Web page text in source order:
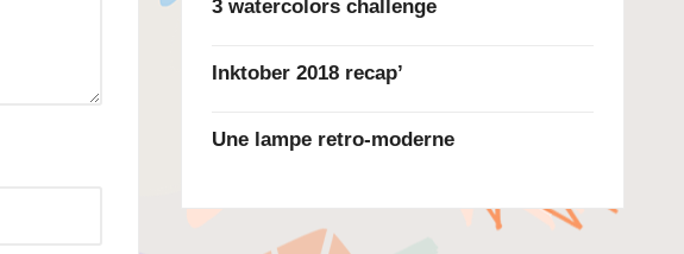
3 watercolors challenge
Inktober 2018 recap’
Une lampe retro-moderne